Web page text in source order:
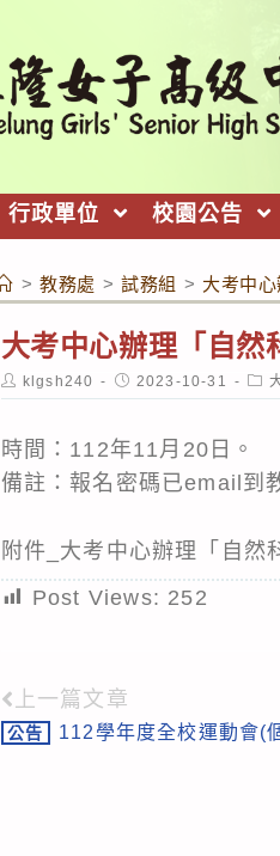
行政單位 校園公告
> 教務處 > 試務組 > 大考中
大考中心辦理「自然
Post
author:
klgsh240
Post
published:
2023-10-31
Post
時間：112年11月20日。
備註：報名密碼已email到
附件_大考中心辦理「自然
Post Views: 252
Read
more
上一篇文章
公告 112學年度全校運動會(